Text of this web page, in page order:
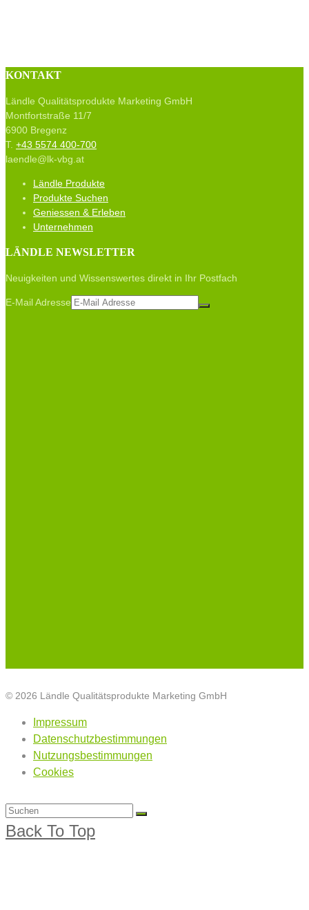
KONTAKT
Ländle Qualitätsprodukte Marketing GmbH
Montfortstraße 11/7
6900 Bregenz
T. +43 5574 400-700
laendle@lk-vbg.at
Ländle Produkte
Produkte Suchen
Geniessen & Erleben
Unternehmen
LÄNDLE NEWSLETTER
Neuigkeiten und Wissenswertes direkt in Ihr Postfach
E-Mail Adresse
© 2026 Ländle Qualitätsprodukte Marketing GmbH
Impressum
Datenschutzbestimmungen
Nutzungsbestimmungen
Cookies
Back To Top